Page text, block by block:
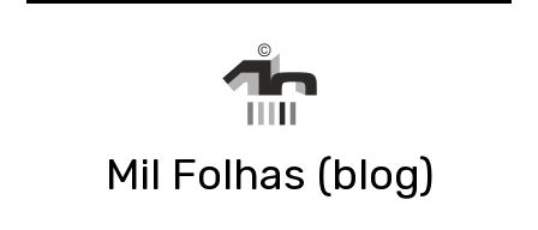
Mil Folhas (blog)